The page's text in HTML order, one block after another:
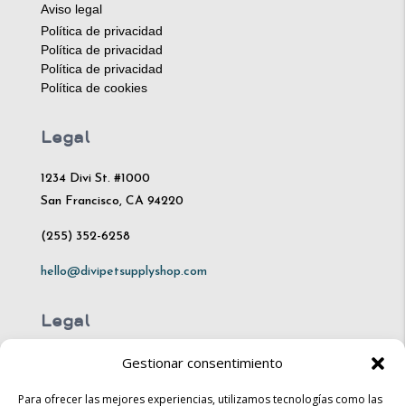
Gestionar consentimiento
Para ofrecer las mejores experiencias, utilizamos tecnologías como las
Aviso legal
Política de privacidad
Política de privacidad
Política de privacidad
Política de cookies
Legal
1234 Divi St. #1000
San Francisco, CA 94220
(255) 352-6258
hello@divipetsupplyshop.com
Legal
Mon – Fri: 10am – 8pm
Sat: 10am – 4pm​​